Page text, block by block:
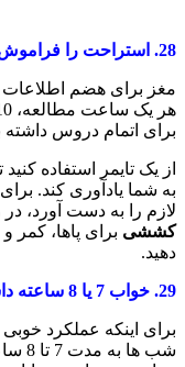
28. استراحت را فراموش
مغز برای هضم اطلاعات
برای اتمام دروس داشته
از یک تایمر استفاده
به شما یادآوری کند.
لازم را به دست آورد،
کششی برای پاها، کمر
دهید.
29. خواب 7 یا 8 ساعته داشته باشید
برای اینکه عملکرد
شب